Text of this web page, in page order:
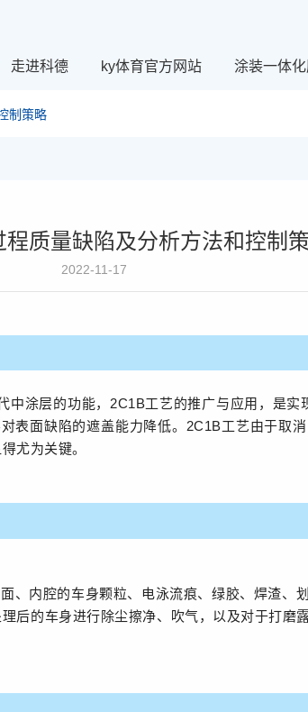
走进科德 ky体育官方网站 涂装一体
制策略
程质量缺陷及分析方法和控制
2022-11-17
涂层的功能，2C1B工艺的推广与应用，是
表面缺陷的遮盖能力降低。2C1B工艺由于取
尤为关键。
、内腔的车身颗粒、电泳流痕、绿胶、焊渣、
后的车身进行除尘擦净、吹气，以及对于打磨